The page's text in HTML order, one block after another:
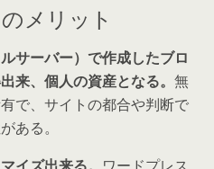
メリット
サーバー）で作成したブロ
来、個人の資産となる。 無
で、サイトの都合や判断で
ある。